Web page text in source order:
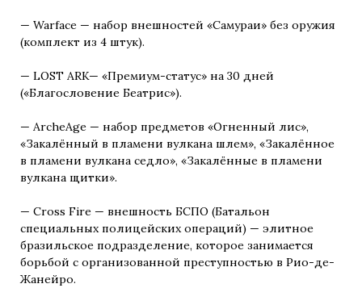
— Warface — набор внешностей «Самураи» без оружия
(комплект из 4 штук).
— LOST ARK— «Премиум-статус» на 30 дней
(«Благословение Беатрис»).
— ArcheAge — набор предметов «Огненный лис»,
«Закалённый в пламени вулкана шлем», «Закалённое
в пламени вулкана седло», «Закалённые в пламени
вулкана щитки».
— Cross Fire — внешность БСПО (Батальон
специальных полицейских операций) — элитное
бразильское подразделение, которое занимается
борьбой с организованной преступностью в Рио-де-
Жанейро.